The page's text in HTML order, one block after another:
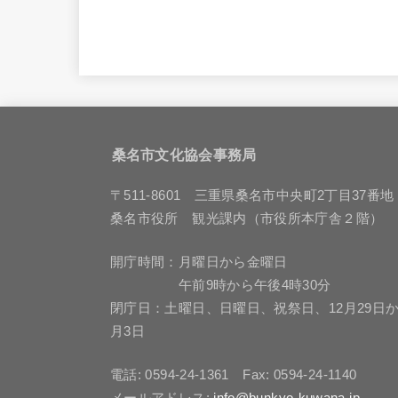
桑名市文化協会事務局
〒511-8601 三重県桑名市中央町2丁目37番地
桑名市役所 観光課内（市役所本庁舎２階）
開庁時間：月曜日から金曜日
午前9時から午後4時30分
閉庁日：土曜日、日曜日、祝祭日、12月29日
月3日
電話: 0594-24-1361 Fax: 0594-24-1140